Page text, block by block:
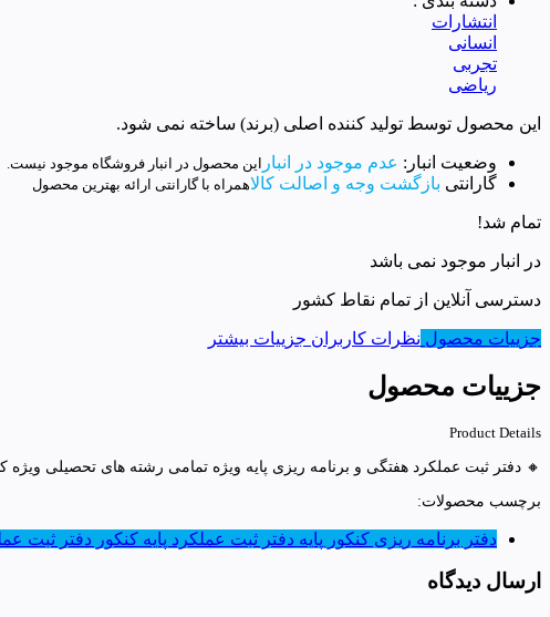
انتشارات
انسانی
تجربی
ریاضی
این محصول توسط تولید کننده اصلی (برند) ساخته نمی شود.
وضعیت انبار: عدم موجود در انبار این محصول در انبار فروشگاه موجود نیست.
گارانتی بازگشت وجه و اصالت کالاهمراه با گارانتی ارائه بهترین محصول
تمام شد!
در انبار موجود نمی باشد
دسترسی آنلاین از تمام نقاط کشور
جزییات محصول نظرات کاربران جزییات بیشتر
جزییات محصول
Product Details
🔸 دفتر ثبت عملکرد هفتگی و برنامه ریزی پایه ویژه تمامی رشته های تحصیلی ویژه
برچسب محصولات:
دفتر برنامه ریزی کنکور پایه دفتر ثبت عملکرد پایه کنکور دفتر ثبت
ارسال دیدگاه